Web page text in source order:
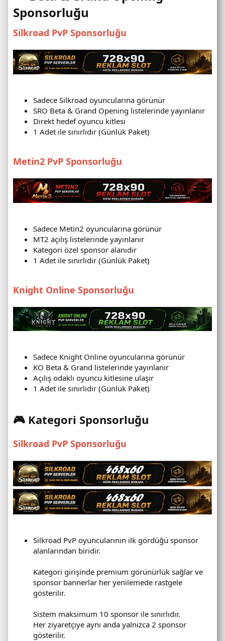
Sponsorluğu
Silkroad PvP Sponsorluğu
Sadece Silkroad oyuncularına görünür
SRO Beta & Grand Opening listelerinde yayınlanır
Direkt hedef oyuncu kitlesi
1 Adet ile sınırlıdır (Günlük Paket)
Metin2 PvP Sponsorluğu
Sadece Metin2 oyuncularına görünür
MT2 açılış listelerinde yayınlanır
Kategori özel sponsor alanıdır
1 Adet ile sınırlıdır (Günlük Paket)
Knight Online Sponsorluğu
Sadece Knight Online oyuncularına görünür
KO Beta & Grand listelerinde yayınlanır
Açılış odaklı oyuncu kitlesine ulaşır
1 Adet ile sınırlıdır (Günlük Paket)
🎮 Kategori Sponsorluğu
Silkroad PvP Sponsorluğu
Silkroad PvP oyuncularının ilk gördüğü sponsor
alanlarından biridir.
Kategori girişinde premium görünürlük sağlar ve
sponsor bannerlar her yenilemede rastgele
gösterilir.
Sistem maksimum 10 sponsor ile sınırlıdır.
Her ziyaretçiye aynı anda yalnızca 2 sponsor
gösterilir.